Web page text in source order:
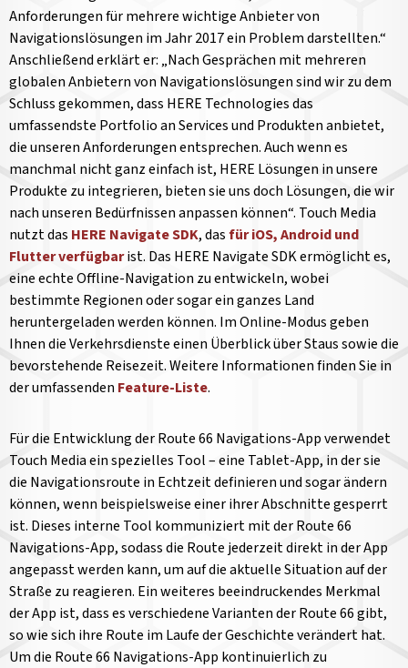
Anforderungen für mehrere wichtige Anbieter von
Navigationslösungen im Jahr 2017 ein Problem darstellten.“
Anschließend erklärt er: „Nach Gesprächen mit mehreren
globalen Anbietern von Navigationslösungen sind wir zu dem
Schluss gekommen, dass HERE Technologies das
umfassendste Portfolio an Services und Produkten anbietet,
die unseren Anforderungen entsprechen. Auch wenn es
manchmal nicht ganz einfach ist, HERE Lösungen in unsere
Produkte zu integrieren, bieten sie uns doch Lösungen, die wir
nach unseren Bedürfnissen anpassen können“. Touch Media
nutzt das HERE Navigate SDK, dasfür iOS, Android und
Flutter verfügbarist. Das HERE Navigate SDK ermöglicht es,
eine echte Offline-Navigation zu entwickeln, wobei
bestimmte Regionen oder sogar ein ganzes Land
heruntergeladen werden können. Im Online-Modus geben
Ihnen die Verkehrsdienste einen Überblick über Staus sowie die
bevorstehende Reisezeit. Weitere Informationen finden Sie in
der umfassenden Feature-Liste.
Für die Entwicklung der Route 66 Navigations-App verwendet
Touch Media ein spezielles Tool – eine Tablet-App, in der sie
die Navigationsroute in Echtzeit definieren und sogar ändern
können, wenn beispielsweise einer ihrer Abschnitte gesperrt
ist. Dieses interne Tool kommuniziert mit der Route 66
Navigations-App, sodass die Route jederzeit direkt in der App
angepasst werden kann, um auf die aktuelle Situation auf der
Straße zu reagieren. Ein weiteres beeindruckendes Merkmal
der App ist, dass es verschiedene Varianten der Route 66 gibt,
so wie sich ihre Route im Laufe der Geschichte verändert hat.
Um die Route 66 Navigations-App kontinuierlich zu